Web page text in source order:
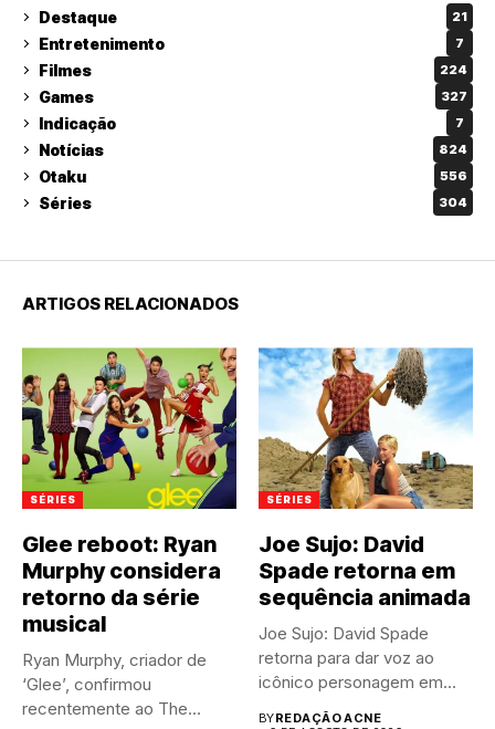
Destaque 21
Entretenimento 7
Filmes 224
Games 327
Indicação 7
Notícias 824
Otaku 556
Séries 304
ARTIGOS RELACIONADOS
SÉRIES
Glee reboot: Ryan
Murphy considera
retorno da série
musical
Ryan Murphy, criador de
‘Glee’, confirmou
recentemente ao The
SÉRIES
Joe Sujo: David
Spade retorna em
sequência animada
Joe Sujo: David Spade
retorna para dar voz ao
icônico personagem em...
BYREDAÇÃO ACNE